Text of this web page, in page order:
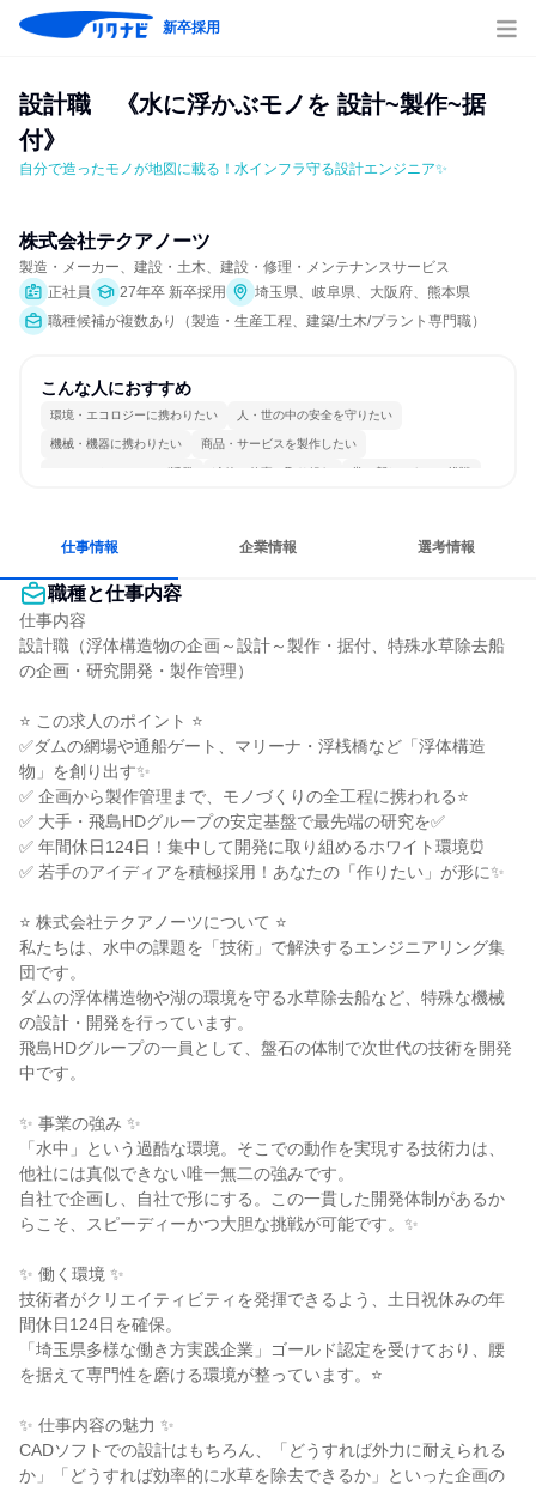
新卒採用
設計職　《水に浮かぶモノを 設計~製作~据
付》
自分で造ったモノが地図に載る！水インフラ守る設計エンジニア✨
株式会社テクアノーツ
製造・メーカー、建設・土木、建設・修理・メンテナンスサービス
正社員
27年卒 新卒採用
埼玉県、岐阜県、大阪府、熊本県
職種候補が複数あり（製造・生産工程、建築/土木/プラント専門職）
こんな人におすすめ
環境・エコロジーに携わりたい 人・世の中の安全を守りたい
機械・機器に携わりたい 商品・サービスを製作したい
コミュニケーションが活発 冷静に仕事に取り組む 常に新しいものに挑戦
仕事情報 企業情報 選考情報
職種と仕事内容
仕事内容
設計職（浮体構造物の企画～設計～製作・据付、特殊水草除去船
の企画・研究開発・製作管理）
⭐ この求人のポイント ⭐
✅ダムの網場や通船ゲート、マリーナ・浮桟橋など「浮体構造
物」を創り出す✨
✅ 企画から製作管理まで、モノづくりの全工程に携われる⭐
✅ 大手・飛島HDグループの安定基盤で最先端の研究を✅
✅ 年間休日124日！集中して開発に取り組めるホワイト環境⏰
✅ 若手のアイディアを積極採用！あなたの「作りたい」が形に✨
⭐ 株式会社テクアノーツについて ⭐
私たちは、水中の課題を「技術」で解決するエンジニアリング集
団です。
ダムの浮体構造物や湖の環境を守る水草除去船など、特殊な機械
の設計・開発を行っています。
飛島HDグループの一員として、盤石の体制で次世代の技術を開発
中です。
✨ 事業の強み ✨
「水中」という過酷な環境。そこでの動作を実現する技術力は、
他社には真似できない唯一無二の強みです。
自社で企画し、自社で形にする。この一貫した開発体制があるか
らこそ、スピーディーかつ大胆な挑戦が可能です。✨
✨ 働く環境 ✨
技術者がクリエイティビティを発揮できるよう、土日祝休みの年
間休日124日を確保。
「埼玉県多様な働き方実践企業」ゴールド認定を受けており、腰
を据えて専門性を磨ける環境が整っています。⭐
✨ 仕事内容の魅力 ✨
CADソフトでの設計はもちろん、「どうすれば外力に耐えられる
か」「どうすれば効率的に水草を除去できるか」といった企画の